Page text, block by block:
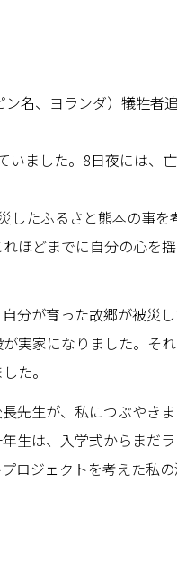
名、ヨランダ）犠牲者
ました。8日夜には、
たふるさと熊本の事
ほどまでに自分の心を
分が育った故郷が被災
実家になりました。そ
た。
先生が、私につぶやき
生は、入学式からまだ
ロジェクトを考えた私